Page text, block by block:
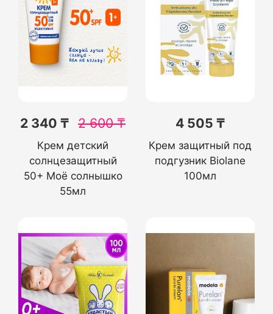
2 340 ₸ 2 600₸
Крем детский
солнцезащитный
50+ Моё солнышко
55мл
4 505 ₸
Крем защитный под
подгузник Biolane
100мл